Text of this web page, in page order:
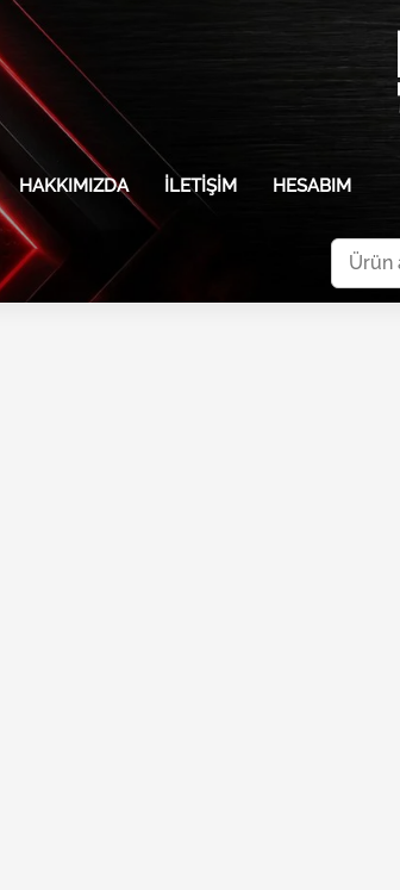
HAKKIMIZDA İLETIŞIM HESABIM
Ara